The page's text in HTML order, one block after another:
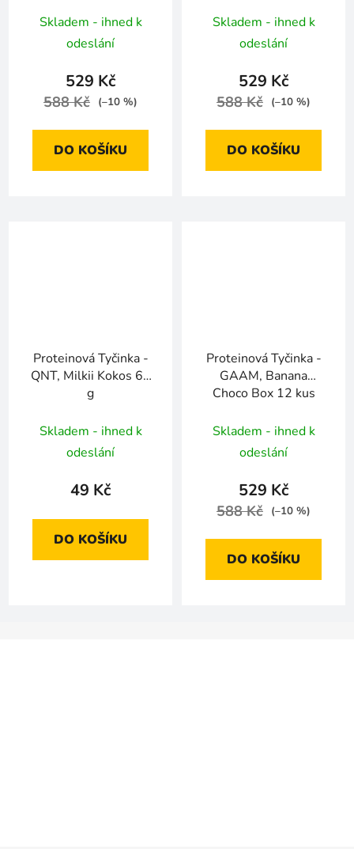
Skladem - ihned k
odeslání
529 Kč
588 Kč (–10 %)
DO KOŠÍKU
Skladem - ihned k
odeslání
529 Kč
588 Kč (–10 %)
DO KOŠÍKU
Proteinová Tyčinka -
QNT, Milkii Kokos 60
g
Skladem - ihned k
odeslání
49 Kč
DO KOŠÍKU
Proteinová Tyčinka -
GAAM, Banana
Choco Box 12 kus
Skladem - ihned k
odeslání
529 Kč
588 Kč (–10 %)
DO KOŠÍKU